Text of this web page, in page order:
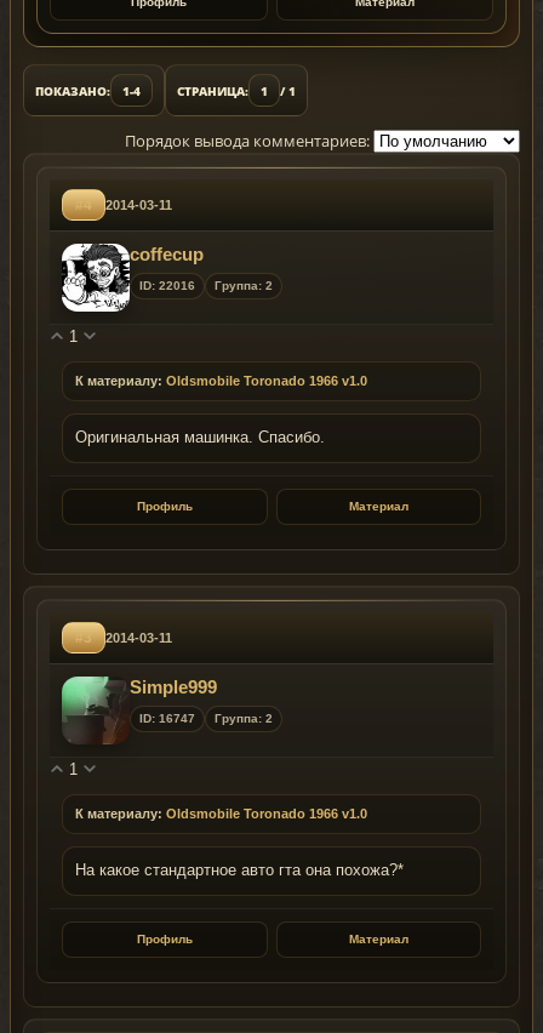
ПОКАЗАНО: 1-4 СТРАНИЦА: 1 / 1
Порядок вывода комментариев:
#4 2014-03-11
coffecup
ID: 22016 Группа: 2
1
К материалу: Oldsmobile Toronado 1966 v1.0
Оригинальная машинка. Спасибо.
Профиль Материал
#3 2014-03-11
Simple999
ID: 16747 Группа: 2
1
К материалу: Oldsmobile Toronado 1966 v1.0
На какое стандартное авто гта она похожа?*
Профиль Материал